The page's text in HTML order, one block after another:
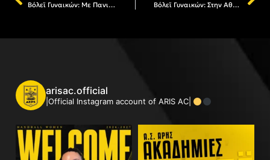
Βόλεϊ Γυναικών: Με Πανιώνιο για την 9η αγωνιστική Βόλεϊ Γυναικών: Στην Αθήνα με Ηλυσιακό ο Αρης για την 10η αγωνιστική
arisac.official
|Official Instagram account of ARIS AC|